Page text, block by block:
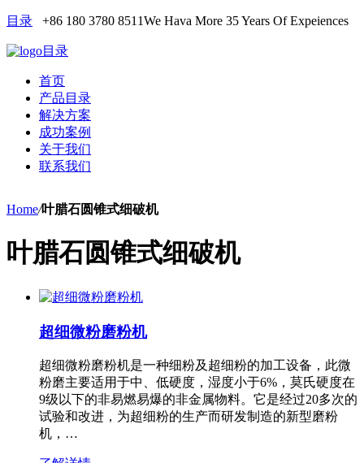
目录 +86 180 3780 8511We Hava More 35 Years Of Expeiences
目录
首页
产品目录
解决方案
成功案例
关于我们
联系我们
Home/叶腊石圆锥式细破机
叶腊石圆锥式细破机
超细微粉磨粉机
超细微粉磨粉机是一种细粉及超细粉的加工设备，此微
粉磨主要适用于中、低硬度，湿度小于6%，莫氏硬度在
9级以下的非易燃易爆的非金属物料。它是经过20多次的
试验和改进，为超细粉的生产而研发制造的新型磨粉
机，…